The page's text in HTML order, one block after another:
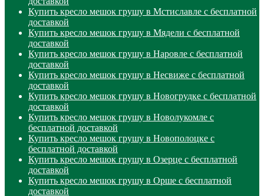
Купить кресло мешок грушу в Мстиславле с бесплатной
доставкой
Купить кресло мешок грушу в Мядели с бесплатной
доставкой
Купить кресло мешок грушу в Наровле с бесплатной
доставкой
Купить кресло мешок грушу в Несвиже с бесплатной
доставкой
Купить кресло мешок грушу в Новогрудке с бесплатной
доставкой
Купить кресло мешок грушу в Новолукомле с
бесплатной доставкой
Купить кресло мешок грушу в Новополоцке с
бесплатной доставкой
Купить кресло мешок грушу в Озерце с бесплатной
доставкой
Купить кресло мешок грушу в Орше с бесплатной
доставкой